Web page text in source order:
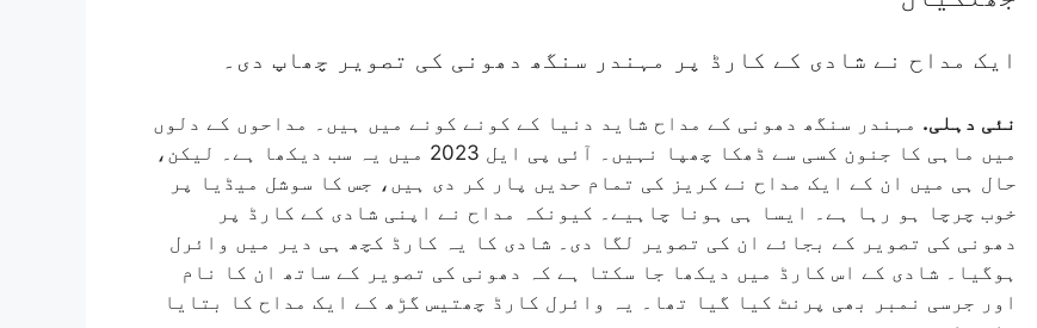
ایک مداح نے شادی کے کارڈ پر مہندر سنگھ دھونی کی تصویر چھاپ دی۔
نئی دہلی. مہندر سنگھ دھونی کے مداح شاید دنیا کے کونے کونے میں ہیں۔ مداحوں کے دلوں
میں ماہی کا جنون کسی سے ڈھکا چھپا نہیں۔ آئی پی ایل 2023 میں یہ سب دیکھا ہے۔ لیکن،
حال ہی میں ان کے ایک مداح نے کریز کی تمام حدیں پار کر دی ہیں، جس کا سوشل میڈیا پر
خوب چرچا ہو رہا ہے۔ ایسا ہی ہونا چاہیے۔ کیونکہ مداح نے اپنی شادی کے کارڈ پر
دھونی کی تصویر کے بجائے ان کی تصویر لگا دی۔ شادی کا یہ کارڈ کچھ ہی دیر میں وائرل
ہوگیا۔ شادی کے اس کارڈ میں دیکھا جا سکتا ہے کہ دھونی کی تصویر کے ساتھ ان کا نام
اور جرسی نمبر بھی پرنٹ کیا گیا تھا۔ یہ وائرل کارڈ چھتیس گڑھ کے ایک مداح کا بتایا